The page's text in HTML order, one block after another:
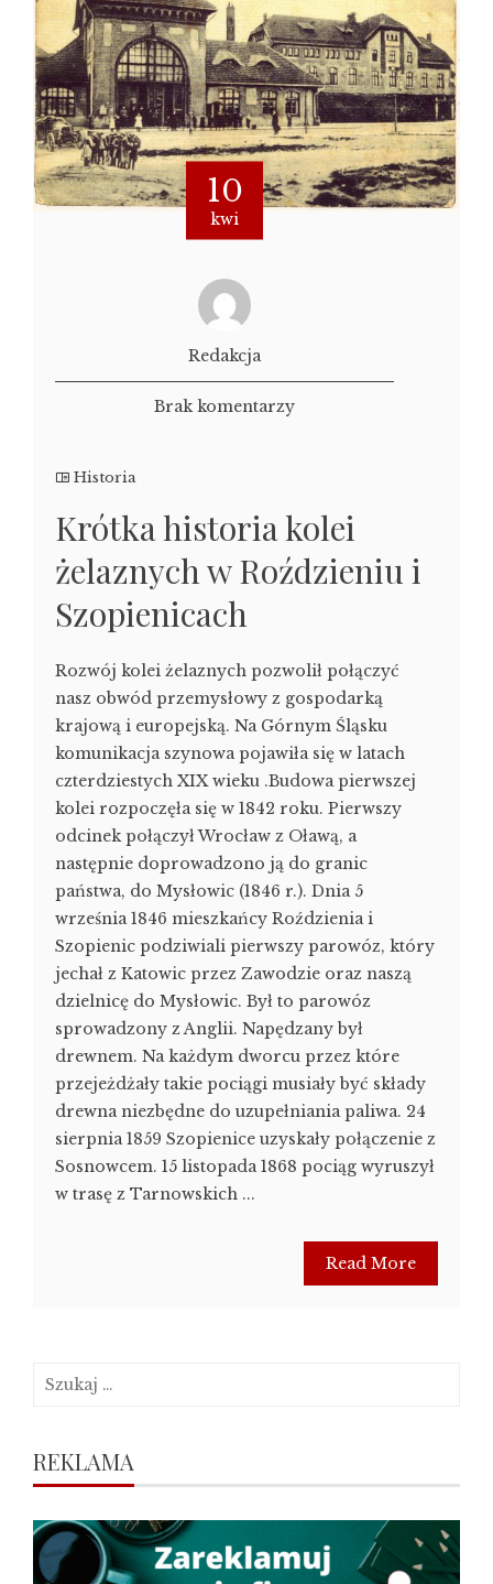
10
kwi
Redakcja
Brak komentarzy
Historia
Krótka historia kolei
żelaznych w Roździeniu i
Szopienicach
Rozwój kolei żelaznych pozwolił połączyć
nasz obwód przemysłowy z gospodarką
krajową i europejską. Na Górnym Śląsku
komunikacja szynowa pojawiła się w latach
czterdziestych XIX wieku .Budowa pierwszej
kolei rozpoczęła się w 1842 roku. Pierwszy
odcinek połączył Wrocław z Oławą, a
następnie doprowadzono ją do granic
państwa, do Mysłowic (1846 r.). Dnia 5
września 1846 mieszkańcy Roździenia i
Szopienic podziwiali pierwszy parowóz, który
jechał z Katowic przez Zawodzie oraz naszą
dzielnicę do Mysłowic. Był to parowóz
sprowadzony z Anglii. Napędzany był
drewnem. Na każdym dworcu przez które
przejeżdżały takie pociągi musiały być składy
drewna niezbędne do uzupełniania paliwa. 24
sierpnia 1859 Szopienice uzyskały połączenie z
Sosnowcem. 15 listopada 1868 pociąg wyruszył
w trasę z Tarnowskich ...
Read More
Szukaj:
REKLAMA